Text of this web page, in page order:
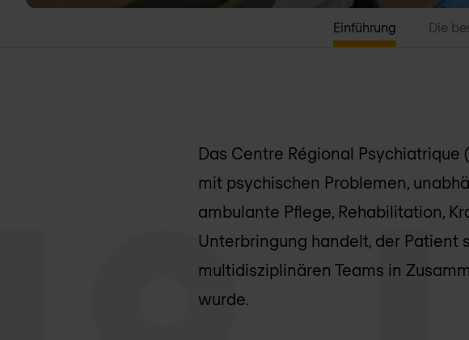
Einführung Die
Das Centre Régional
mit psychischen Problemen,
ambulante Pflege, Rehabilitation,
Unterbringung handelt, der Patient
multidisziplinären Teams in
wurde.